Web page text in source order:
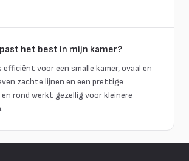
het best in mijn kamer?
voor een smalle kamer, ovaal en
zachte lijnen en een prettige
en rond werkt gezellig voor kleinere